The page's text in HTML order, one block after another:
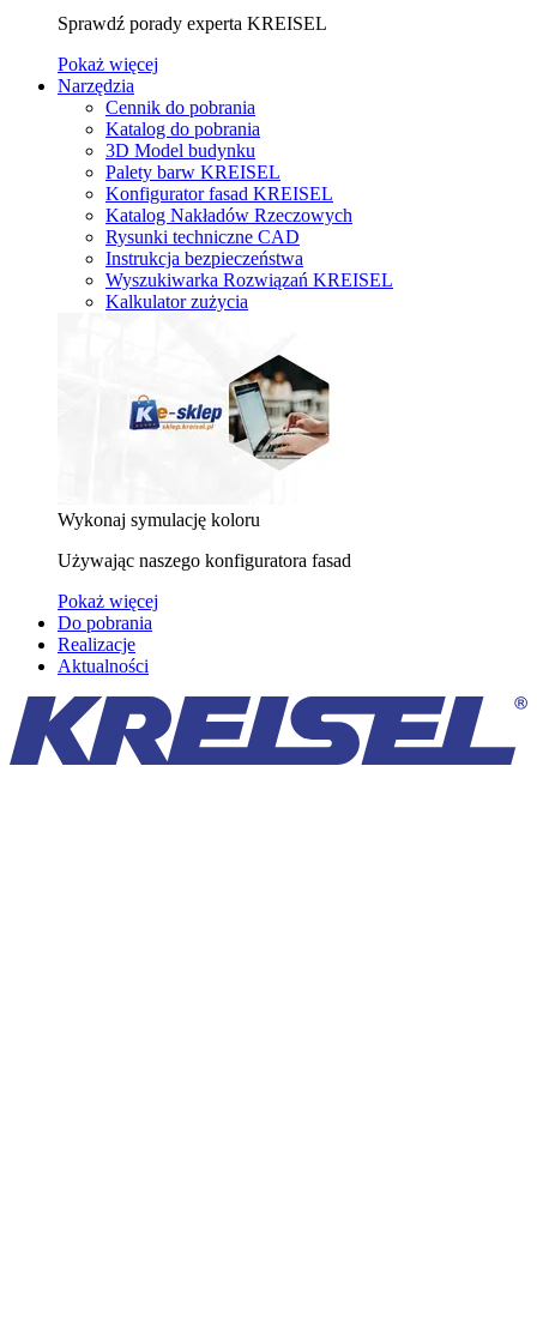
Sprawdź porady experta KREISEL
Pokaż więcej
Narzędzia
Cennik do pobrania
Katalog do pobrania
3D Model budynku
Palety barw KREISEL
Konfigurator fasad KREISEL
Katalog Nakładów Rzeczowych
Rysunki techniczne CAD
Instrukcja bezpieczeństwa
Wyszukiwarka Rozwiązań KREISEL
Kalkulator zużycia
Wykonaj symulację koloru
Używając naszego konfiguratora fasad
Pokaż więcej
Do pobrania
Realizacje
Aktualności